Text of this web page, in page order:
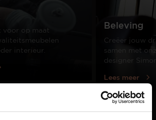
voor op maat
interieur.
Beleving
Creëer jouw
samen met
designer
Lees meer